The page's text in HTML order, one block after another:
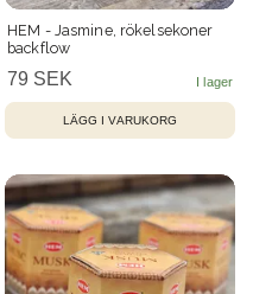
HEM - Jasmine, rökelsekoner
backflow
79 SEK